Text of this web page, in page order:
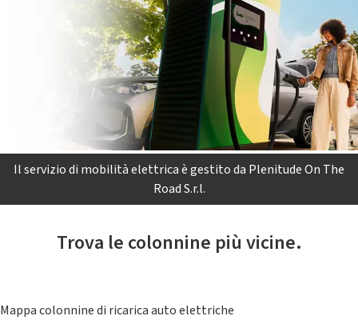
Il servizio di mobilità elettrica è gestito da Plenitude On The
Road S.r.l.
Trova le colonnine più vicine.
Mappa colonnine di ricarica auto elettriche